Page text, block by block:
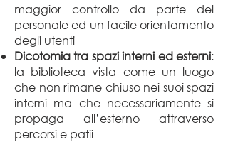
maggior controllo da parte del
personale ed un facile orientamento
degli utenti
Dicotomia tra spazi interni ed esterni:
la biblioteca vista come un luogo
che non rimane chiuso nei suoi spazi
interni ma che necessariamente si
propaga all’esterno attraverso
percorsi e patii